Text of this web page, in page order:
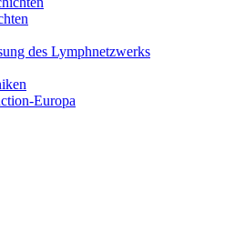
des Lymphnetzwerks
Europa